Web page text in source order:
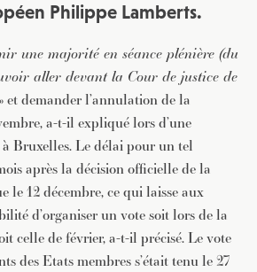
Philippe Lamberts.
une majorité en séance plénière (du
aller devant la Cour de justice de
» et demander l’annulation de la
a-t-il expliqué lors d’une
à Bruxelles. Le délai pour un tel
après la décision officielle de la
le 12 décembre, ce qui laisse aux
d’organiser un vote soit lors de la
celle de février, a-t-il précisé. Le vote
des Etats membres s’était tenu le 27